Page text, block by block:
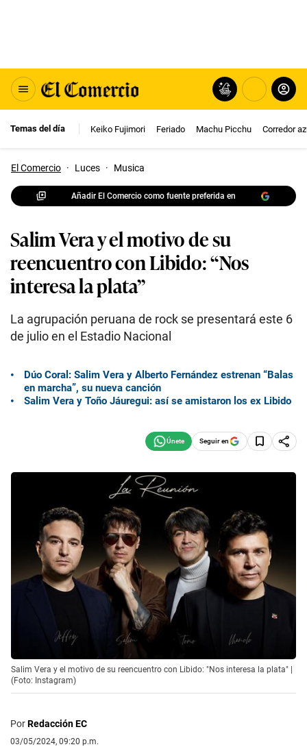
Temas del día Keiko Fujimori Feriado Machu Picchu Corredor
El Comercio · Luces · Musica
Añadir El Comercio como fuente preferida en
Salim Vera y el motivo de su
reencuentro con Libido: “Nos
interesa la plata”
La agrupación peruana de rock se presentará este 6
de julio en el Estadio Nacional
Dúo Coral: Salim Vera y Alberto Fernández estrenan “Balas
en marcha”, su nueva canción
Salim Vera y Toño Jáuregui: así se amistaron los ex Libido
Seguir en
Salim Vera y el motivo de su reencuentro con Libido: "Nos interesa la plata" |
(Foto: Instagram)
PorRedacción EC
03/05/2024, 09:20 p.m.